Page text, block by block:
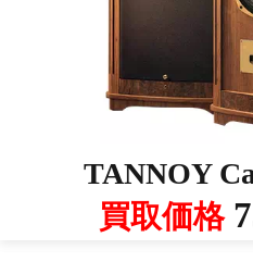
TANNOY
買取価格